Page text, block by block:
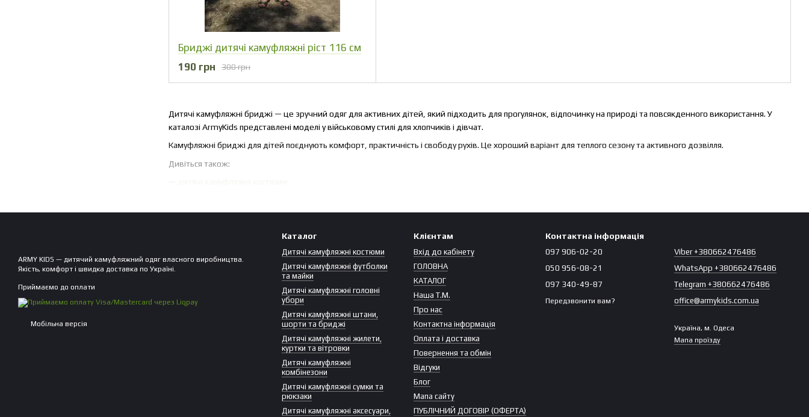
Дитячі камуфляжні бриджі — це зручний одяг для активних дітей, який підходить для прогулянок, відпочинку на природі та повсякденного використання. У
каталозі ArmyKids представлені моделі у військовому стилі для хлопчиків і дівчат.
Камуфляжні бриджі для дітей поєднують комфорт, практичність і свободу рухів. Це хороший варіант для теплого сезону та активного дозвілля.
Дивіться також:
Бриджі дитячі камуфляжні ріст 116 см
300 грн
190 грн
ARMY KIDS — дитячий камуфляжний одяг власного виробництва.
Якість, комфорт і швидка доставка по Україні.
Приймаємо до оплати
Мобільна версія
Каталог
Дитячі камуфляжні костюми
Дитячі камуфляжні футболки
та майки
Дитячі камуфляжні головні
убори
Дитячі камуфляжні штани,
шорти та бриджі
Дитячі камуфляжні жилети,
куртки та вітровки
Дитячі камуфляжні
комбінезони
Дитячі камуфляжні сумки та
рюкзаки
Дитячі камуфляжні аксесуари,
Клієнтам
Вхід до кабінету
ГОЛОВНА
КАТАЛОГ
Наша Т.М.
Про нас
Контактна інформація
Оплата і доставка
Повернення та обмін
Відгуки
Блог
Мапа сайту
ПУБЛІЧНИЙ ДОГОВІР (ОФЕРТА)
Контактна інформація
097 906-02-20
050 956-08-21
097 340-49-87
Передзвонити вам?
Viber +380662476486
WhatsApp +380662476486
Telegram +380662476486
office@armykids.com.ua
Україна, м. Одеса
Мапа проїзду